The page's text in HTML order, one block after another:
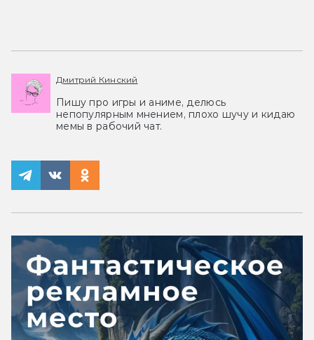
Дмитрий Кинский
Пишу про игры и аниме, делюсь
непопулярным мнением, плохо шучу и кидаю
мемы в рабочий чат.